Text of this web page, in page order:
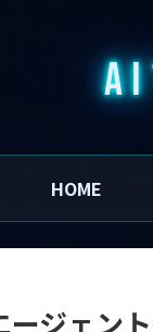
HOME
ジェン